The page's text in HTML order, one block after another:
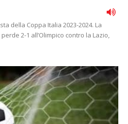
della Coppa Italia 2023-2024. La
2-1 all’Olimpico contro la Lazio,